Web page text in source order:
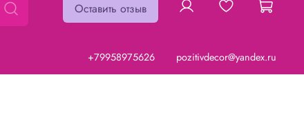
Оставить отзыв
+79958975626 pozitivdecor@yandex.ru